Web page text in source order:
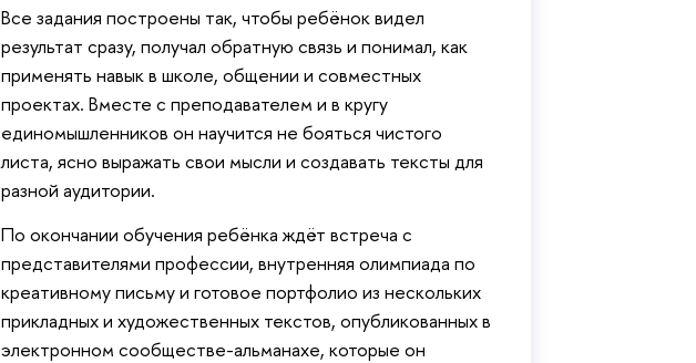
Все задания построены так, чтобы ребёнок видел
результат сразу, получал обратную связь и понимал, как
применять навык в школе, общении и совместных
проектах. Вместе с преподавателем и в кругу
единомышленников он научится не бояться чистого
листа, ясно выражать свои мысли и создавать тексты для
разной аудитории.
По окончании обучения ребёнка ждёт встреча с
представителями профессии, внутренняя олимпиада по
креативному письму и готовое портфолио из нескольких
прикладных и художественных текстов, опубликованных в
электронном сообществе-альманахе, которые он